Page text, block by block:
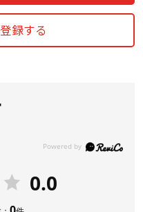
録する
0.0